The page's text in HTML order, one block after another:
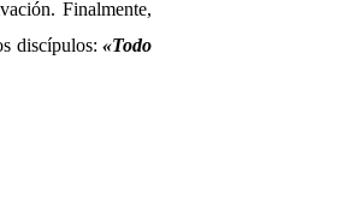
Finalmente,
discípulos: «Todo